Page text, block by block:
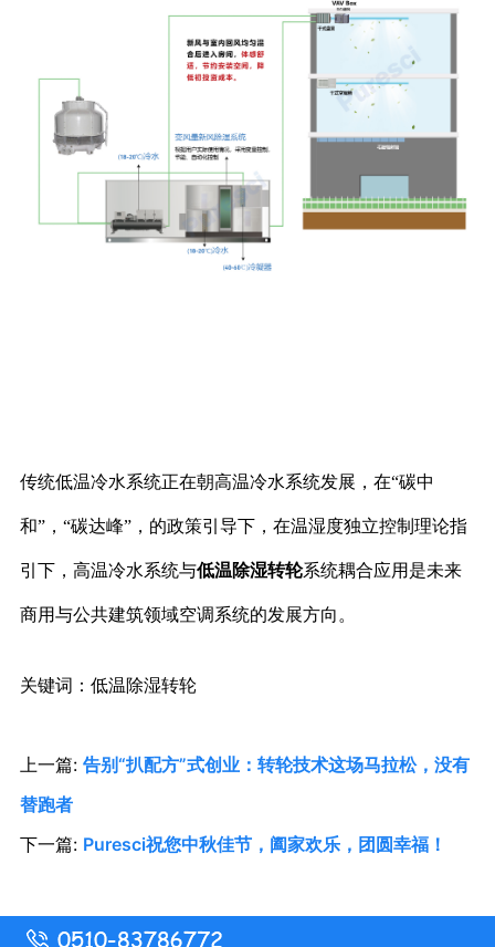
传统低温冷水系统正在朝高温冷水系统发展，在“碳中
和”，“碳达峰”，的政策引导下，在温湿度独立控制理论指
引下，高温冷水系统与低温除湿转轮系统耦合应用是未来
商用与公共建筑领域空调系统的发展方向。
关键词：低温除湿转轮
上一篇: 告别“扒配方”式创业：转轮技术这场马拉松，没有
替跑者
下一篇: Puresci祝您中秋佳节，阖家欢乐，团圆幸福！